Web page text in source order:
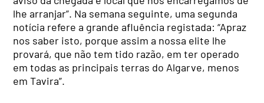
lhe arranjar”. Na semana seguinte, uma segunda
notícia refere a grande afluência registada: “Apraz
nos saber isto, porque assim a nossa elite lhe
provará, que não tem tido razão, em ter operado
em todas as principais terras do Algarve, menos
em Tavira”.